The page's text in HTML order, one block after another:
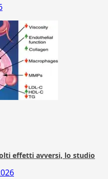
effetti avversi, lo studio